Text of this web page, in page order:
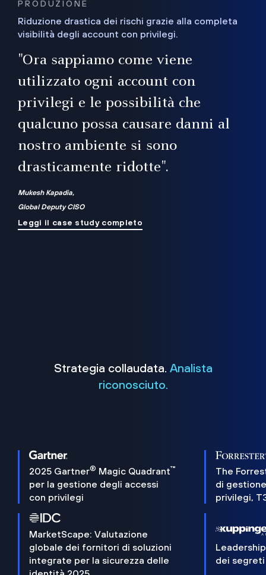
PRODUZIONE
Riduzione drastica dei rischi grazie alla completa
visibilità degli account con privilegi.
"Ora sappiamo come viene
utilizzato ogni account con
privilegi e le possibilità che
qualcuno possa causare danni al
nostro ambiente si sono
drasticamente ridotte".
Mukesh Kapadia,
Global Deputy CISO
Leggi il case study completo
Strategia collaudata. Analista
riconosciuto.
2025 Gartner® Magic Quadrant™
per la gestione degli accessi
con privilegi
The
di
privilegi,
MarketScape: Valutazione
globale dei fornitori di soluzioni
integrate per la sicurezza delle
dei segreti